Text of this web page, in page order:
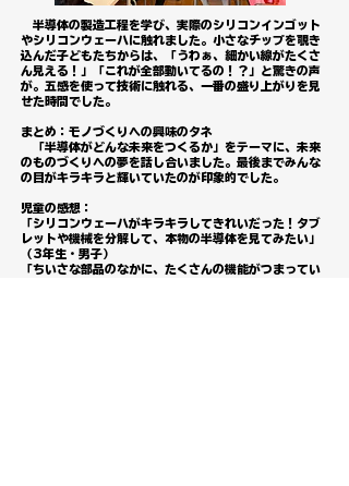
半導体の製造工程を学び、実際のシリコンインゴット
やシリコンウェーハに触れました。小さなチップを覗き
込んだ子どもたちからは、「うわぁ、細かい線がたくさ
ん見える！」「これが全部動いてるの！？」と驚きの声
が。五感を使って技術に触れる、一番の盛り上がりを見
せた時間でした。
まとめ：モノづくりへの興味のタネ
「半導体がどんな未来をつくるか」をテーマに、未来
のものづくりへの夢を話し合いました。最後までみんな
の目がキラキラと輝いていたのが印象的でした。
児童の感想：
「シリコンウェーハがキラキラしてきれいだった！タブ
レットや機械を分解して、本物の半導体を見てみたい」
（3年生・男子）
「ちいさな部品のなかに、たくさんの機能がつまってい